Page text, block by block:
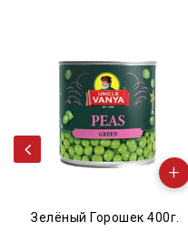
+
Зелёный Горошек 400г.